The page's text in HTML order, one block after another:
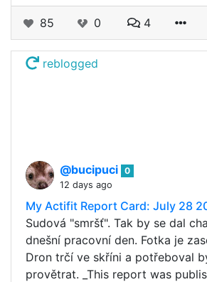
85 0 4
reblogged
@bucipuci 0
12 days ago
My Actifit Report Card: July 28
Sudová "smršť". Tak by se dal
dnešní pracovní den. Fotka je
Dron trčí ve skříni a potřeboval
provětrat. _This report was